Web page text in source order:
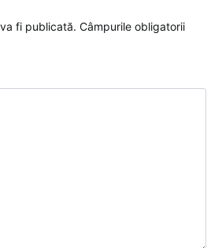
fi publicată. Câmpurile obligatorii